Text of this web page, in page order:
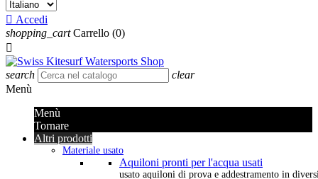
 Accedi
shopping_cart Carrello (0)

search
clear
Menù
Menù
Tornare
Altri prodotti
Materiale usato
Aquiloni pronti per l'acqua usati
usato aquiloni di prova e addestramento in